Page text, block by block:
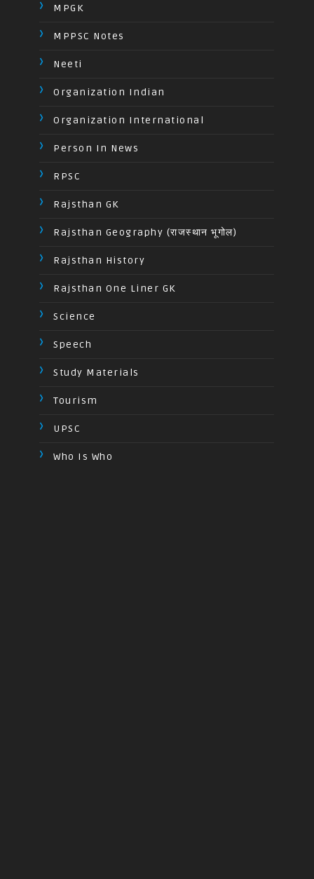
MPGK
MPPSC Notes
Neeti
Organization Indian
Organization International
Person In News
RPSC
Rajsthan GK
Rajsthan Geography (राजस्थान भूगोल)
Rajsthan History
Rajsthan One Liner GK
Science
Speech
Study Materials
Tourism
UPSC
Who Is Who